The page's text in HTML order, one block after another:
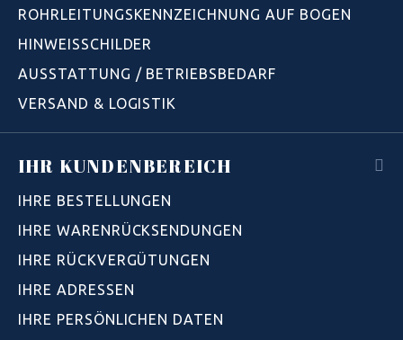
ROHRLEITUNGSKENNZEICHNUNG AUF BOGEN
HINWEISSCHILDER
AUSSTATTUNG / BETRIEBSBEDARF
VERSAND & LOGISTIK
IHR KUNDENBEREICH
IHRE BESTELLUNGEN
IHRE WARENRÜCKSENDUNGEN
IHRE RÜCKVERGÜTUNGEN
IHRE ADRESSEN
IHRE PERSÖNLICHEN DATEN